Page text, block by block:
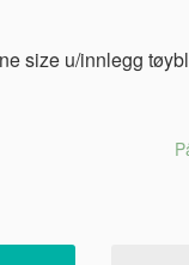
size u/innlegg